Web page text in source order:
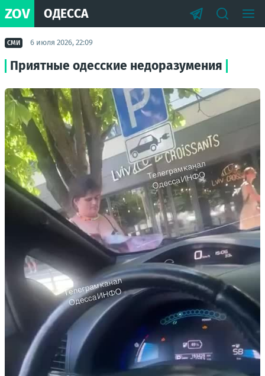
ZOV ОДЕССА
СМИ 6 июля 2026, 22:09
Приятные одесские недоразумения